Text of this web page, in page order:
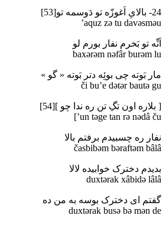
’aquz zә tu davәsmәu
baxәrәm nәfâr burәm lu
či bu’e dәtәr bautә gu
’un tәge tan rә nәdâ ču]
časbibәm bәraftәm bâlâ
duxtәrak xâbidә lâlâ
duxtәrak busә bә mәn de